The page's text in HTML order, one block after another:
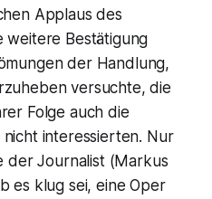
Applaus des
weitere Bestätigung
der Handlung,
versuchte, die
Folge auch die
interessierten. Nur
der Journalist (Markus
es klug sei, eine Oper